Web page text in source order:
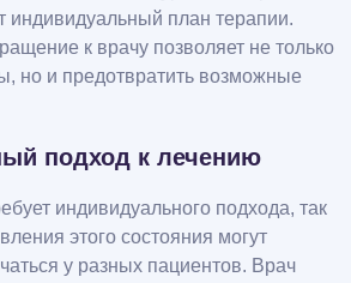
индивидуальный план терапии.
к врачу позволяет не только
но и предотвратить возможные
подход к лечению
индивидуального подхода, так
этого состояния могут
у разных пациентов. Врач